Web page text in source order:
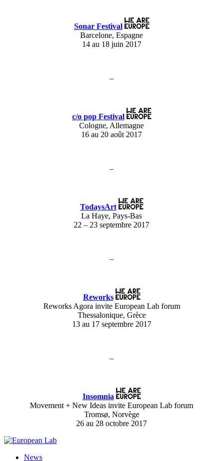
Sonar Festival
Barcelone, Espagne
14 au 18 juin 2017
–
c/o pop Festival
Cologne, Allemagne
16 au 20 août 2017
–
TodaysArt
La Haye, Pays-Bas
22 – 23 septembre 2017
–
Reworks
Reworks Agora invite European Lab forum
Thessalonique, Grèce
13 au 17 septembre 2017
–
Insomnia
Movement + New Ideas invite European Lab forum
Tromsø, Norvège
26 au 28 octobre 2017
News